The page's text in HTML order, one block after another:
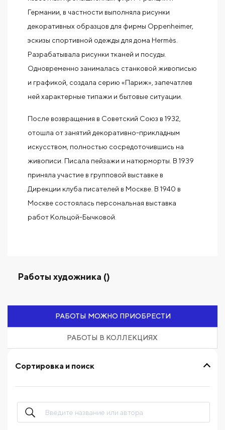
Германии, в частности выполняла рисунки
декоративных образцов для фирмы Oppenheimer,
эскизы спортивной одежды для дома Hermès.
Разрабатывала рисунки тканей и посуды.
Одновременно занималась станковой живописью
и графикой, создала серию «Париж», запечатлев
ней характерные типажи и бытовые ситуации.
После возвращения в Советский Союз в 1932,
отошла от занятий декоративно-прикладным
искусством, полностью сосредоточившись на
живописи. Писала пейзажи и натюрморты. В 1939
приняла участие в групповой выставке в
Дирекции клуба писателей в Москве. В 1940 в
Москве состоялась персональная выставка
работ Кольцой-Бычковой.
Работы художника ()
РАБОТЫ МОЖНО ПРИОБРЕСТИ
РАБОТЫ В КОЛЛЕКЦИЯХ
Сортировка и поиск